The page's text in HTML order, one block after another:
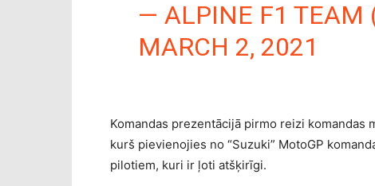
— ALPINE F1 TEAM
MARCH 2, 2021
Komandas prezentācijā pirmo reizi komandas
kurš pievienojies no “Suzuki” MotoGP
pilotiem, kuri ir ļoti atšķirīgi.